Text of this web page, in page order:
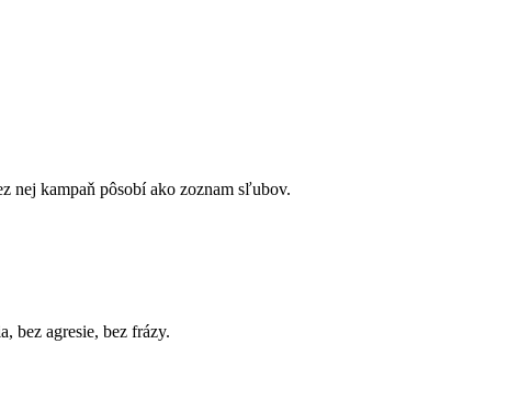
nej kampaň pôsobí ako zoznam sľubov.
bez agresie, bez frázy.